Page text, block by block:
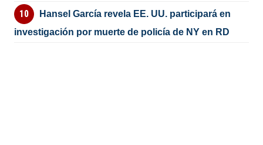
Hansel García revela EE. UU. participará en
investigación por muerte de policía de NY en RD